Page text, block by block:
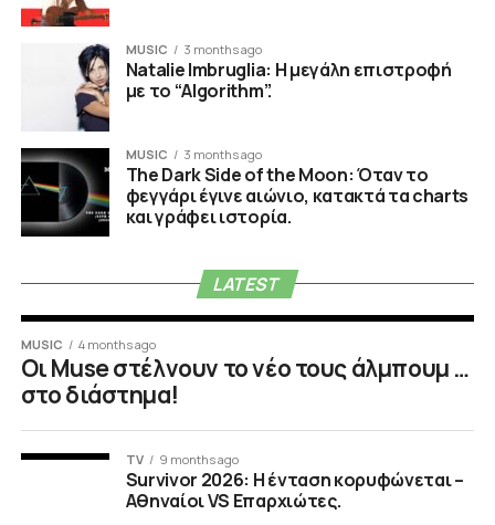
MUSIC 3 months ago
Natalie Imbruglia: Η μεγάλη επιστροφή
με το “Algorithm”.
MUSIC 3 months ago
The Dark Side of the Moon: Όταν το
φεγγάρι έγινε αιώνιο, κατακτά τα charts
και γράφει ιστορία.
LATEST
MUSIC 4 months ago
Οι Muse στέλνουν το νέο τους άλμπουμ …
στο διάστημα!
TV 9 months ago
Survivor 2026: Η ένταση κορυφώνεται –
Αθηναίοι VS Επαρχιώτες.